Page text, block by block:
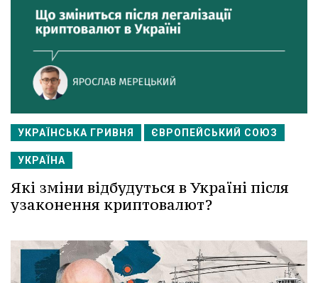
УКРАЇНСЬКА ГРИВНЯ ЄВРОПЕЙСЬКИЙ СОЮЗ
УКРАЇНА
Які зміни відбудуться в Україні після
узаконення криптовалют?